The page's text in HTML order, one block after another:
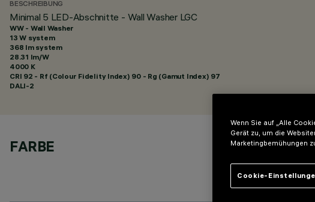
BESCHREIBUNG
Minimal 5 LED-Abschnitte - Wall Washer LGC
WW - Wall Washer
13 W system
368 lm system
28.31 lm/W
4000 K
CRI 92 - Rf (Colour Fidelity Index) 90 - Rg (Gamut Index) 97
DALI-2
FARBE
Wenn Sie auf „Alle
Gerät zu, um die
Marketingbemühungen
Cookie-